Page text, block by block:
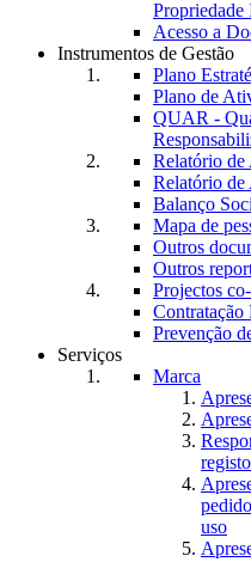
Propriedade
Acesso a
Instrumentos de Gestão
Plano
Plano de
QUAR -
Relatório de
Relatório de
Balanço
Mapa de
Outros
Outros
Projectos
Contratação
Prevenção
Serviços
Marca
uso